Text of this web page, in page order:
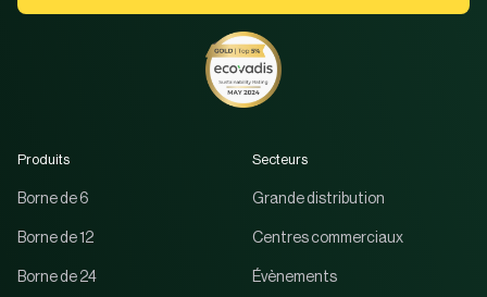
Produits
Borne de 6
Borne de 12
Borne de 24
Secteurs
Grande distribution
Centres commerciaux
Évènements